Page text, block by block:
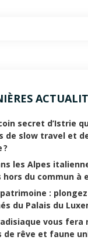
secret d’Istrie
de slow travel et
?
les Alpes
du commun à
:
du Palais du
vous fera
de rêve et faune